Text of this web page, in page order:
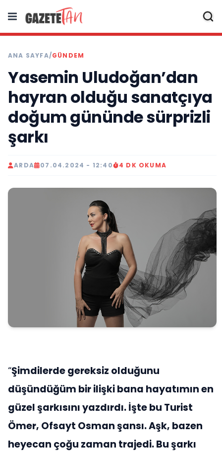
ANA SAYFA/GÜNDEM
Yasemin Uludoğan’dan
hayran olduğu sanatçıya
doğum gününde sürprizli
şarkı
ARDA 07.04.2024 - 12:40 4 DK OKUMA
“Şimdilerde gereksiz olduğunu
düşündüğüm bir ilişki bana hayatımın en
güzel şarkısını yazdırdı. İşte bu Turist
Ömer, Ofsayt Osman şansı. Aşk, bazen
heyecan çoğu zaman trajedi. Bu şarkı